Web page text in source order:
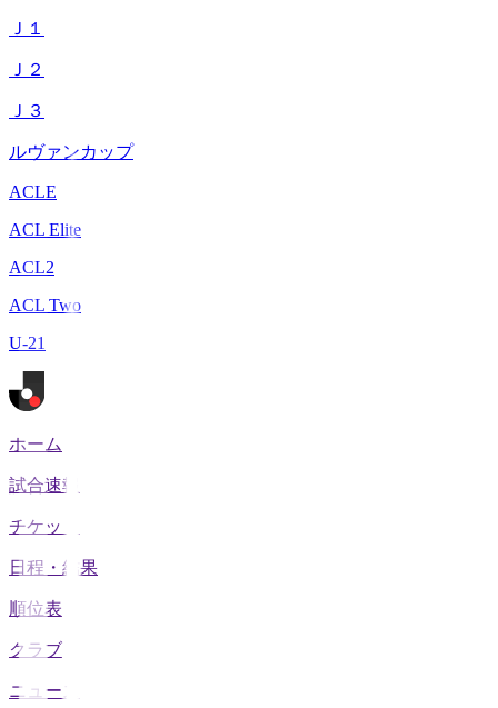
Ｊ１
Ｊ２
Ｊ３
ルヴァンカップ
ACLE
ACL Elite
ACL2
ACL Two
U-21
ホーム
試合速報
チケット
日程・結果
順位表
クラブ
ニュース